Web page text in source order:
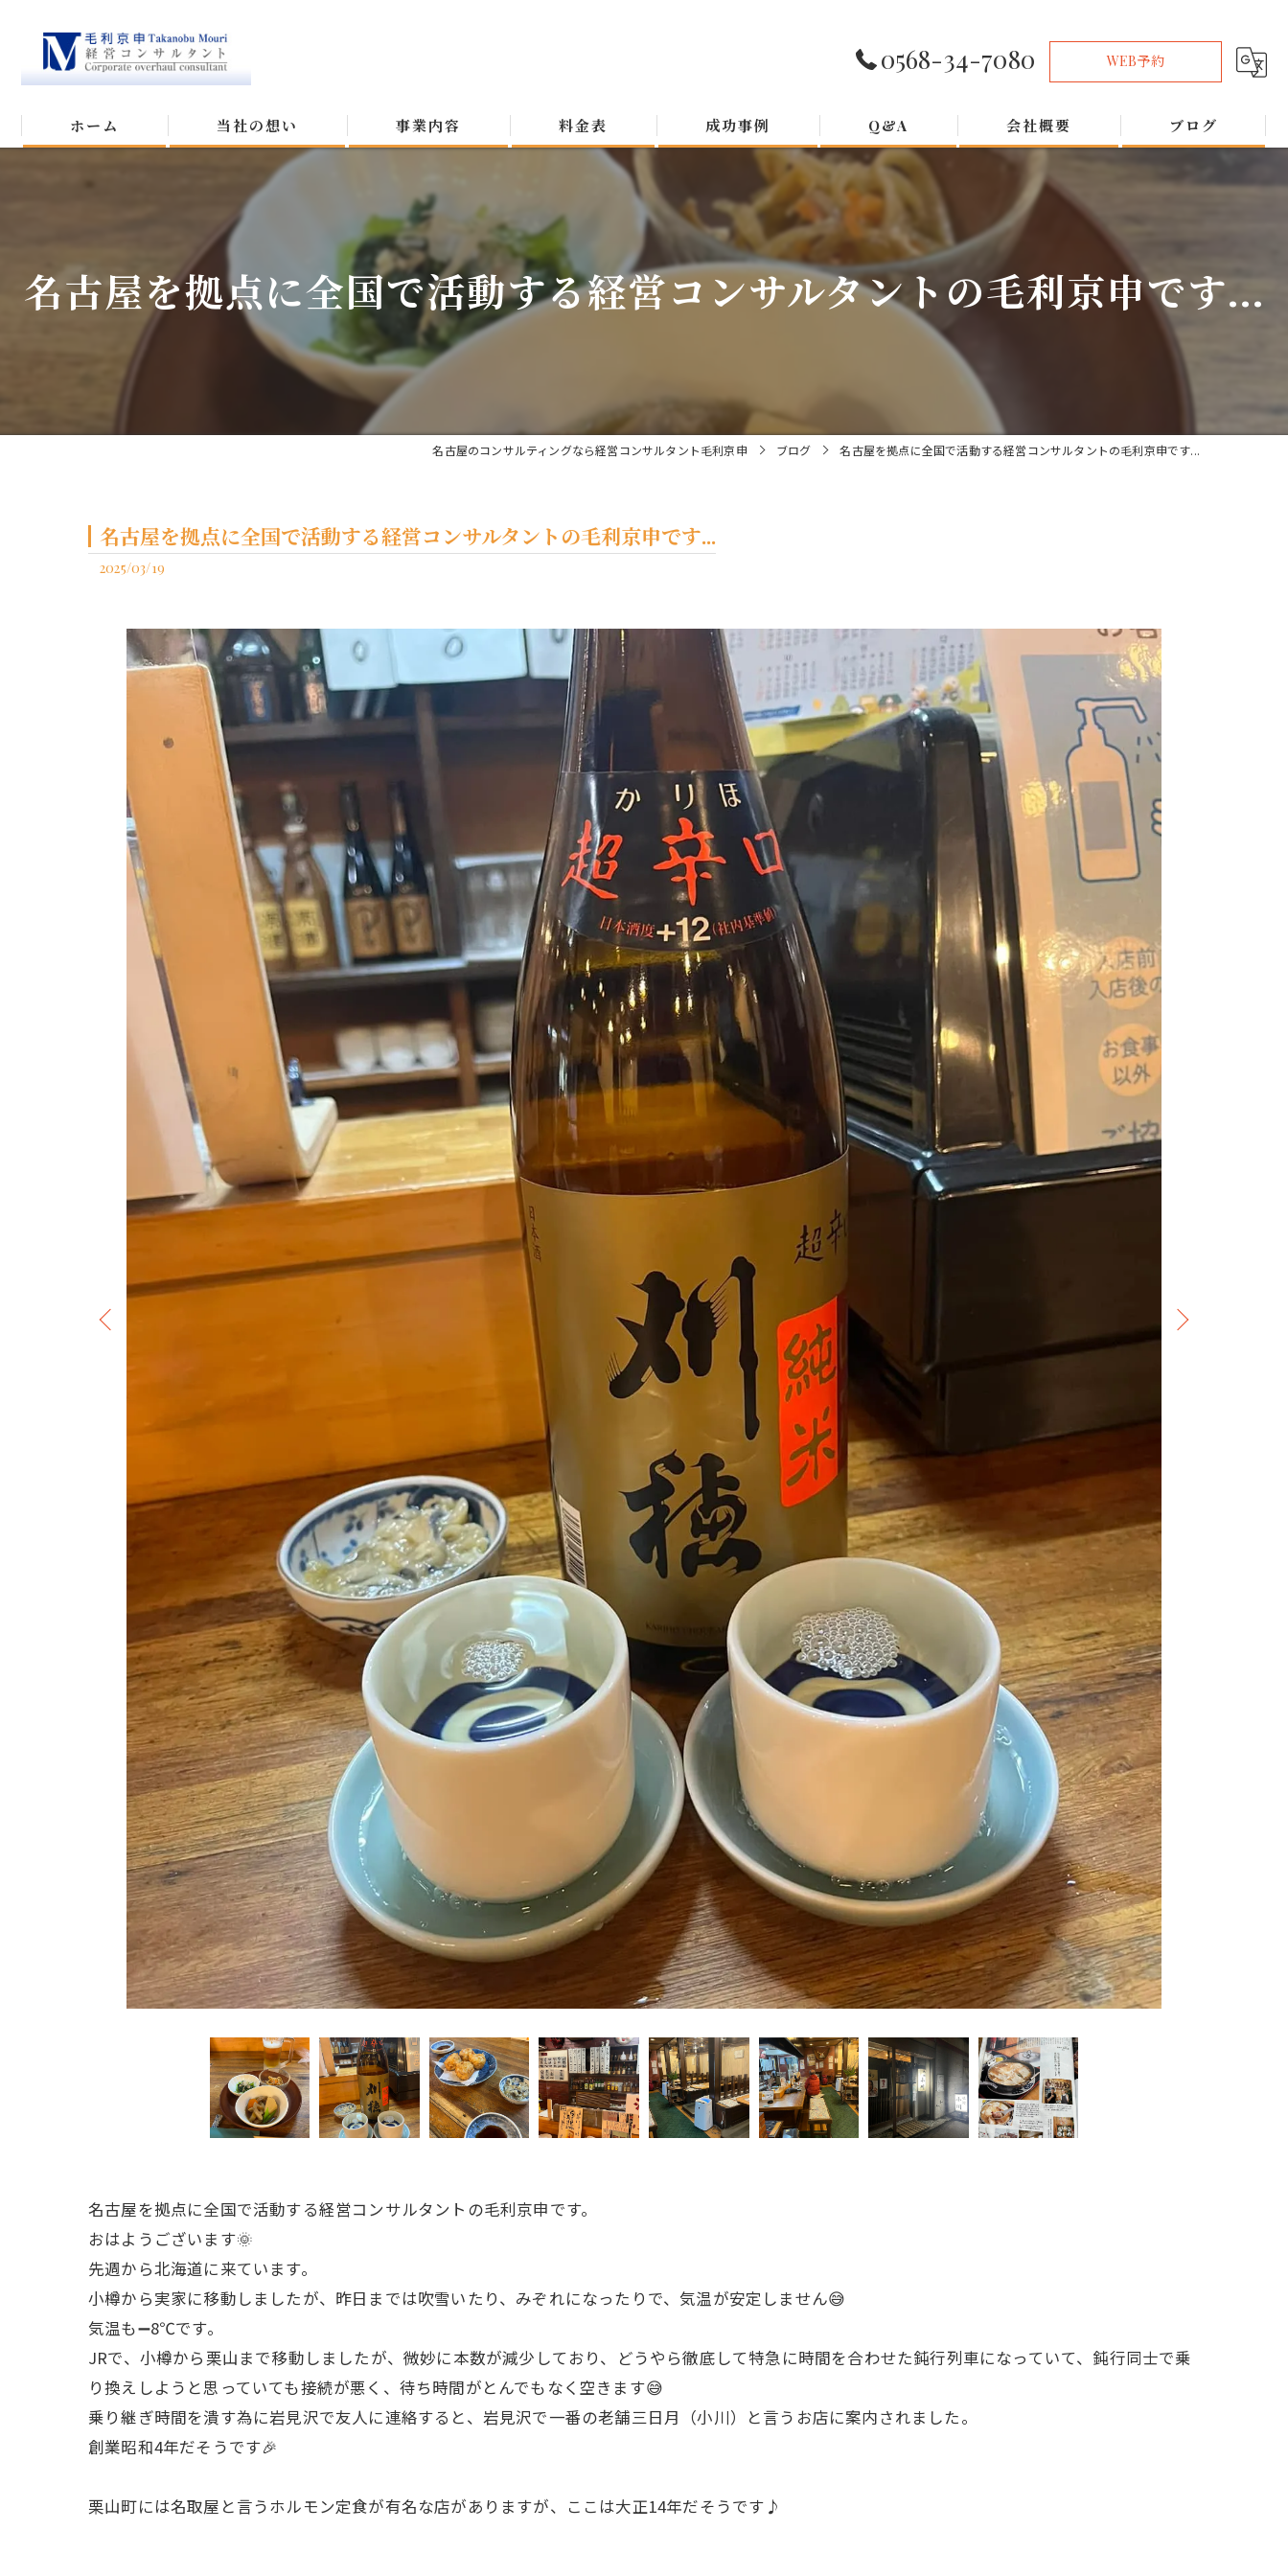
0568-34-7080 WEB予約
ホーム 当社の想い 事業内容 料金表 成功事例 Q&A 会社概要 ブログ
名古屋を拠点に全国で活動する経営コンサルタントの毛利京申です...
名古屋のコンサルティングなら経営コンサルタント毛利京申 ブログ 名古屋を拠点に全国で活動する経営コンサルタントの毛利京申です...
名古屋を拠点に全国で活動する経営コンサルタントの毛利京申です...
2025/03/19
名古屋を拠点に全国で活動する経営コンサルタントの毛利京申です。
おはようございます🌞
先週から北海道に来ています。
小樽から実家に移動しましたが、昨日までは吹雪いたり、みぞれになったりで、気温が安定しません😅
気温も➖8℃です。
JRで、小樽から栗山まで移動しましたが、微妙に本数が減少しており、どうやら徹底して特急に時間を合わせた鈍行列車になっていて、鈍行同士で乗
り換えしようと思っていても接続が悪く、待ち時間がとんでもなく空きます😅
乗り継ぎ時間を潰す為に岩見沢で友人に連絡すると、岩見沢で一番の老舗三日月（小川）と言うお店に案内されました。
創業昭和4年だそうです🎉
栗山町には名取屋と言うホルモン定食が有名な店がありますが、ここは大正14年だそうです♪